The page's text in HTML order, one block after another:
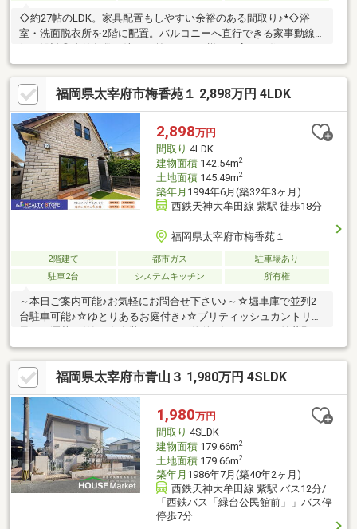
◇約27帖のLDK。家具配置もしやすい余裕のある間取り♪*◇浴
室・洗面脱衣所を2階に配置。バルコニーへ直行できる家事動線良
たため、室内はきれいな状態♪*◇天井やアクセントに木目を採
用。統一感のある上質な住空間が広がります☆*◇「ちょっと聞
いてみたいな…」そんな段階でもOKです！◇ローンのことや気に
なる点は、どうぞお気軽にご相談ください♪*令和8年2月内装リフ
ォーム済【内訳：IHコンロ、室内クリーニング、白蟻点検等】◆
建築物の高さ限度10ｍ、外壁の後退距離1.0ｍ、最低敷地面積200
㎡◆瑕疵保険（国交省指定）保証付
福岡県太宰府市梅香苑１ 2,898万円 4LDK
2,898万円
間取り 4LDK
建物面積142.54m2
土地面積145.49m2
築年月 1994年6月(築32年3ヶ月)
西鉄天神大牟田線 紫駅 徒歩18分
福岡県太宰府市梅香苑１
2階建て 都市ガス
駐車場あり
駐車2台
システムキッチン 所有権
～本日ご案内可能♪お気軽にお問合せ下さい♪～☆堀車庫で並列2
台駐車可能♪☆ゆとりあるお庭付き♪☆ブリティッシュカントリー
風のお洒落な外観♪☆内装リフォーム物件♪☆ゆめタウン筑紫野ま
で車で10分圏内♪●当社ネット掲載以外の物件もご紹介可能です！
【ローン、税金、資金計画など何でもお答えします】Q.気になる
お家がたくさんある！→A.すべての物件資料を一括してご提供し
ます♪Q.住宅ローンはどこの銀行で借りたらいいの？→A.諸条件を
お伺いし、お客様にとって最適な金融機関をご提案します♪Q.未公
開情報を知りたい！→A.これから公開を予定している物件情報も
ご紹介します♪
福岡県太宰府市青山３ 1,980万円 4SLDK
1,980万円
間取り 4SLDK
建物面積179.66m2
土地面積179.66m2
築年月 1986年7月(築40年2ヶ月)
西鉄天神大牟田線 紫駅 バス12分/
「西鉄バス「緑台公民館前」」バス停
停歩7分